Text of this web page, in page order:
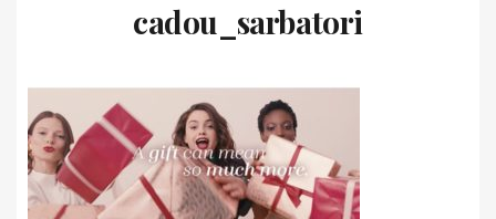
cadou_sarbatori